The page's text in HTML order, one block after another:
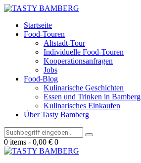
Startseite
Food-Touren
Altstadt-Tour
Individuelle Food-Touren
Kooperationsanfragen
Jobs
Food-Blog
Kulinarische Geschichten
Essen und Trinken in Bamberg
Kulinarisches Einkaufen
Über Tasty Bamberg
0 items - 0,00 € 0